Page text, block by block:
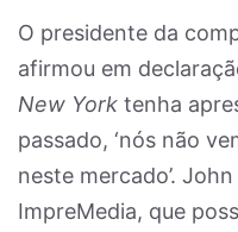
O presidente da
afirmou em
New York tenha
passado, ‘nós não
neste mercado’.
ImpreMedia, que